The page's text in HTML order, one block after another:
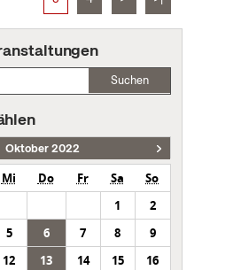
Suchen
Oktober 2022
Mi Do Fr Sa
So
1
2
5 6 7 8
9
12 13 14 15
16